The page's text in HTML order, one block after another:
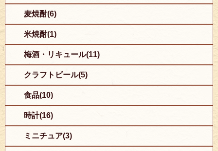
麦焼酎(6)
米焼酎(1)
梅酒・リキュール(11)
クラフトビール(5)
食品(10)
時計(16)
ミニチュア(3)